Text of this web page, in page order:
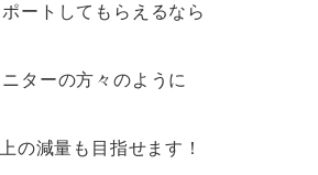
ートしてもらえるなら
ターの方々のように
の減量も目指せます！